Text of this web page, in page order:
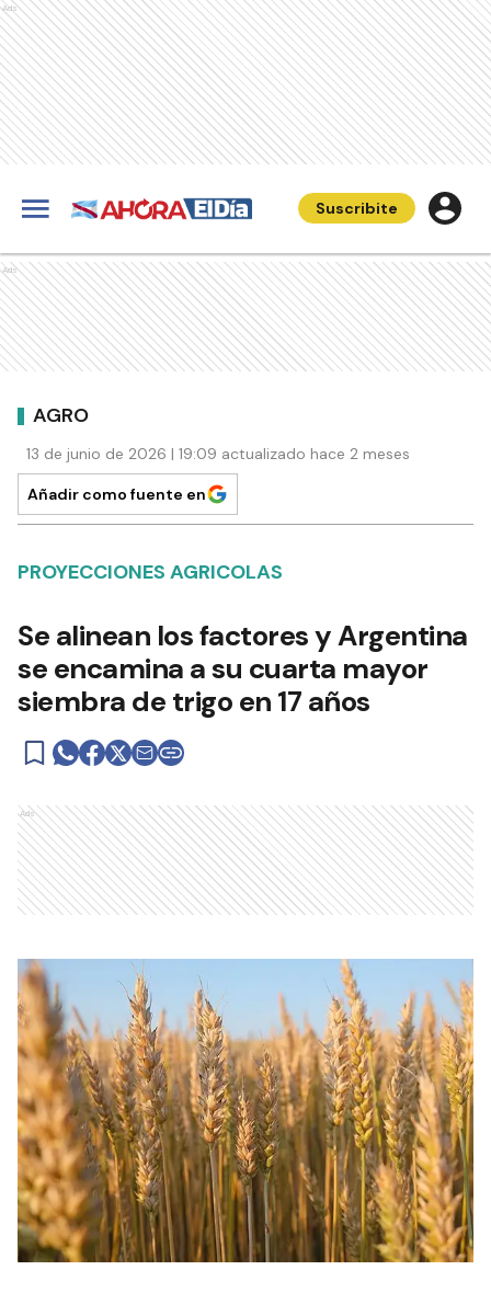
Ads
Suscribite
Ads
AGRO
13 de junio de 2026 | 19:09 actualizado hace 2 meses
Añadir como fuente en
PROYECCIONES AGRICOLAS
Se alinean los factores y Argentina
se encamina a su cuarta mayor
siembra de trigo en 17 años
Ads